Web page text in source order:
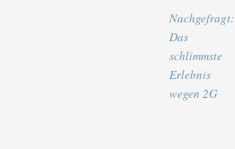
Nachgefragt:
Das
schlimmste
Erlebnis
wegen 2G